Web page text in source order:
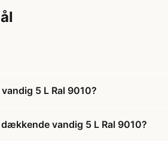
5 L Ral 9010?
vandig 5 L Ral 9010?